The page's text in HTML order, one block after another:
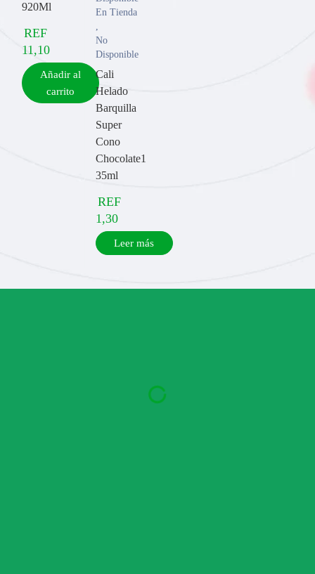
920Ml
REF
11,10
Añadir al
carrito
En Tienda
,
No
Disponible
Cali
Helado
Barquilla
Super
Cono
Chocolate1
35ml
REF
1,30
Leer más